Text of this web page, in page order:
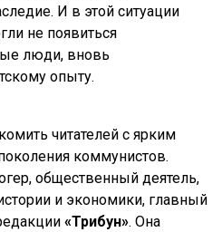
И в этой ситуации
не появиться
люди, вновь
опыту.
читателей с ярким
коммунистов.
общественный деятель,
и экономики, главный
«Трибун». Она